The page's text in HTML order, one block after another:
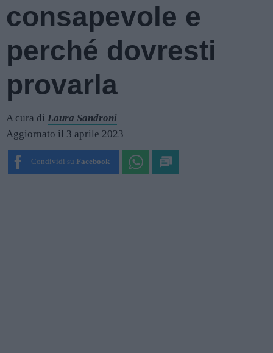
consapevole e
perché dovresti
provarla
A cura di Laura Sandroni
Aggiornato il 3 aprile 2023
Condividi su Facebook